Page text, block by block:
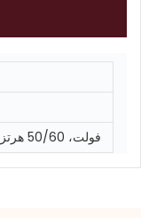
100-240 فولت، 50/60 هرتز